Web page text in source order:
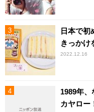
日本で
きっかけ
2022.12.16
1989年
カヤロー